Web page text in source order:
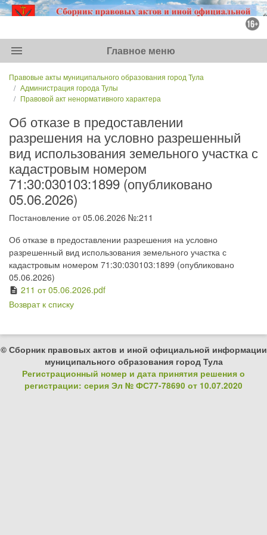
menu Главное меню
Правовые акты муниципального образования город Тула
Администрация города Тулы
Правовой акт ненормативного характера
Об отказе в предоставлении
разрешения на условно разрешенный
вид использования земельного участка с
кадастровым номером
71:30:030103:1899 (опубликовано
05.06.2026)
Постановление от 05.06.2026 №:211
Об отказе в предоставлении разрешения на условно
разрешенный вид использования земельного участка с
кадастровым номером 71:30:030103:1899 (опубликовано
05.06.2026)
description 211 от 05.06.2026.pdf
Возврат к списку
© Сборник правовых актов и иной официальной информации
муниципального образования город Тула
Регистрационный номер и дата принятия решения о
регистрации: серия Эл № ФС77-78690 от 10.07.2020